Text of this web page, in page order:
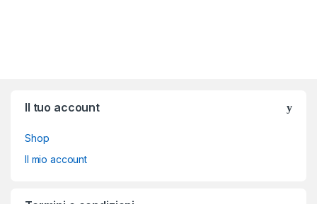
Il tuo account
Shop
Il mio account